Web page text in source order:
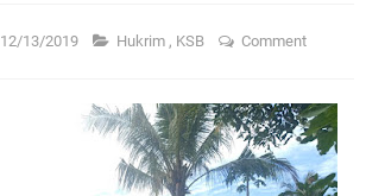
12/13/2019 Hukrim , KSB Comment